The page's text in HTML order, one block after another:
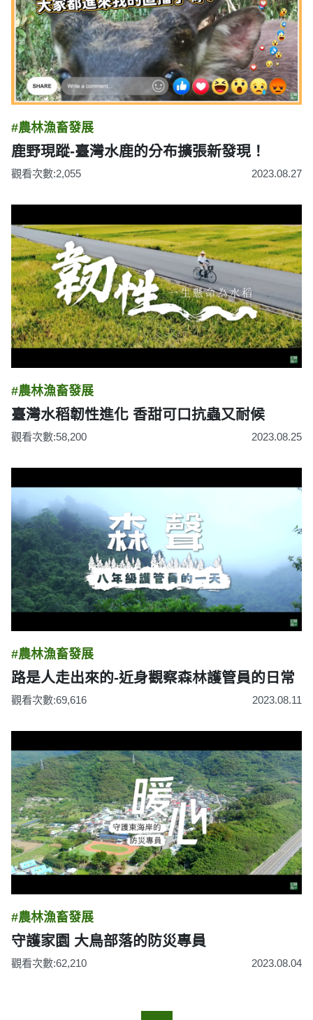
#農林漁畜發展
鹿野現蹤-臺灣水鹿的分布擴張新發現！
觀看次數:2,055 2023.08.27
#農林漁畜發展
臺灣水稻韌性進化 香甜可口抗蟲又耐候
觀看次數:58,200 2023.08.25
#農林漁畜發展
路是人走出來的-近身觀察森林護管員的日常
觀看次數:69,616 2023.08.11
#農林漁畜發展
守護家園 大鳥部落的防災專員
觀看次數:62,210 2023.08.04